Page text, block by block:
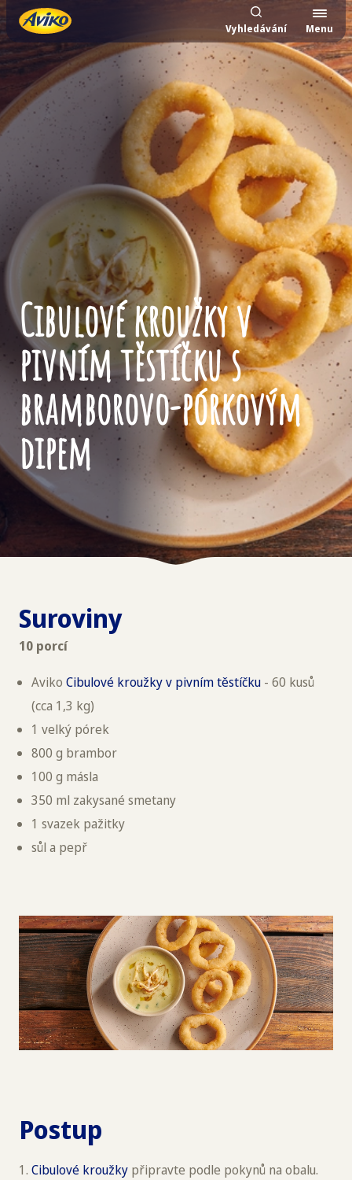
Vyhledávání Menu
Cibulové kroužky v
pivním těstíčku s
bramborovo-pórkovým
dipem
Suroviny
10 porcí
Aviko Cibulové kroužky v pivním těstíčku - 60 kusů
(cca 1,3 kg)
1 velký pórek
800 g brambor
100 g másla
350 ml zakysané smetany
1 svazek pažitky
sůl a pepř
Postup
Cibulové kroužky připravte podle pokynů na obalu.